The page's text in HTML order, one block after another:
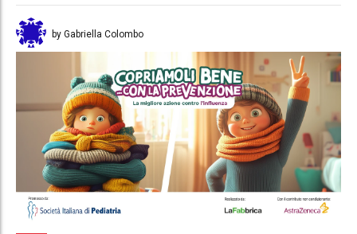
by Gabriella Colombo